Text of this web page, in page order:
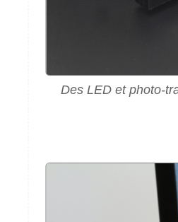
Des LED et photo-